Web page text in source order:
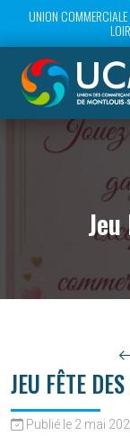
UNION
JEU FÊTE
Publié le 2 mai